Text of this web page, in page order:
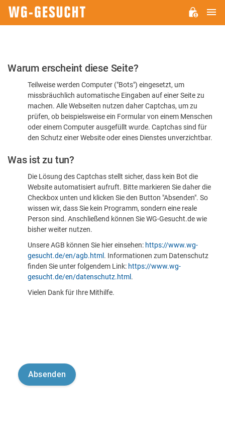
Bitte
dass
sind
Warum erscheint diese Seite?
Teilweise werden Computer ("Bots") eingesetzt, um
missbräuchlich automatische Eingaben auf einer Seite zu
machen. Alle Webseiten nutzen daher Captchas, um zu
prüfen, ob beispielsweise ein Formular von einem Menschen
oder einem Computer ausgefüllt wurde. Captchas sind für
den Schutz einer Website oder eines Dienstes unverzichtbar.
Was ist zu tun?
Die Lösung des Captchas stellt sicher, dass kein Bot die
Website automatisiert aufruft. Bitte markieren Sie daher die
Checkbox unten und klicken Sie den Button "Absenden". So
wissen wir, dass Sie kein Programm, sondern eine reale
Person sind. Anschließend können Sie WG-Gesucht.de wie
bisher weiter nutzen.
Unsere AGB können Sie hier einsehen: https://www.wg-
gesucht.de/en/agb.html . Informationen zum Datenschutz
finden Sie unter folgendem Link: https://www.wg-
gesucht.de/en/datenschutz.html .
Vielen Dank für Ihre Mithilfe.